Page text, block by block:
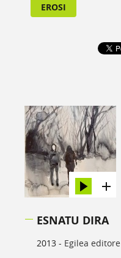
EROSI
ESNATU DIRA
2013 - Egilea editore